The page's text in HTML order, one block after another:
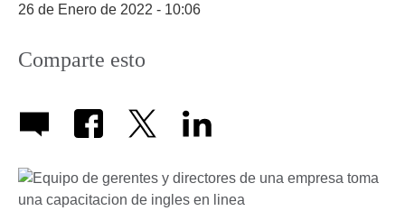
26 de Enero de 2022 - 10:06
Comparte esto